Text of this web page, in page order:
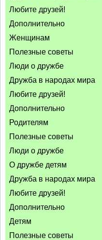
Любите друзей!
Дополнительно
Женщинам
Полезные советы
Люди о дружбе
Дружба в народах мира
Любите друзей!
Дополнительно
Родителям
Полезные советы
Люди о дружбе
О дружбе детям
Дружба в народах мира
Любите друзей!
Дополнительно
Детям
Полезные советы